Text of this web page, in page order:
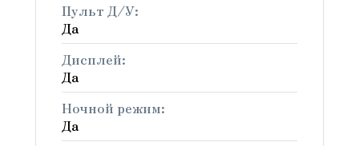
Пульт Д/У:
Да
Дисплей:
Да
Ночной режим:
Да